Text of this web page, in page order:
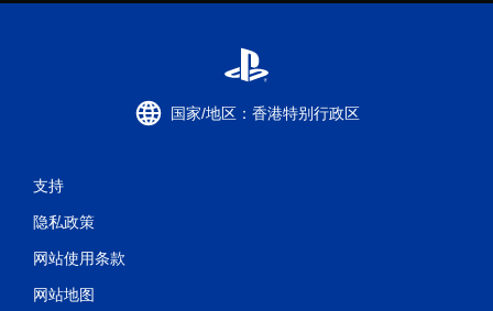
国家/地区：香港特别行政区
支持
隐私政策
网站使用条款
网站地图